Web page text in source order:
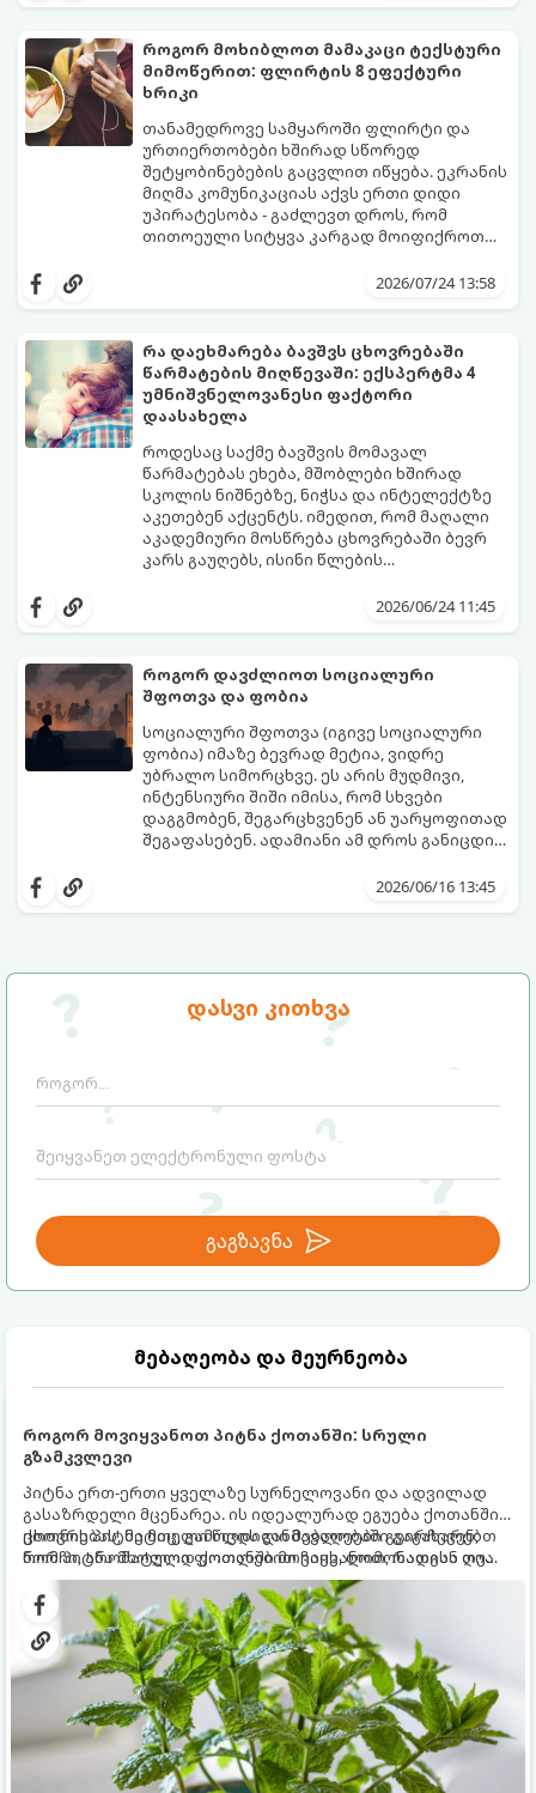
დასვი კითხვა
გაგზავნა
მებაღეობა და მეურნეობა
როგორ მოვიყვანოთ პიტნა ქოთანში: სრული
გზამკვლევი
პიტნა ერთ-ერთი ყველაზე სურნელოვანი და ადვილად
გასაზრდელი მცენარეა. ის იდეალურად ეგუება ქოთანში
ცხოვრებას, მეტიც, გამოცდილი მებაღეები გვირჩევენ,
რომ პიტნა მხოლოდ ქოთანში მოვიყვანოთ, რადგან ღია
გრუნტში (ბაღში) დარგვისას ის ფესვებით ძალიან
სწრაფად ვრცელდება და სხვა მცენარეებს ავიწროებს.
ქოთნის პიტნა მთელი წლის განმავლობაში გაგახარებთ
ნორჩი, არომატული ფოთლებით ჩაის, ლიმონათისა თუ
კერძებისთვის.
მოთმინებას მოითხოვს.
როგორ მოხიბლოთ მამაკაცი ტექსტური
მიმოწერით: ფლირტის 8 ეფექტური
ხრიკი
თანამედროვე სამყაროში ფლირტი და
ურთიერთობები ხშირად სწორედ
შეტყობინებების გაცვლით იწყება. ეკრანის
მიღმა კომუნიკაციას აქვს ერთი დიდი
უპირატესობა - გაძლევთ დროს, რომ
თითოეული სიტყვა კარგად მოიფიქროთ
მოაცილოს და მოუთმენლად ელოდოს
წესი:
2026/07/24 13:58
რა დაეხმარება ბავშვს ცხოვრებაში
წარმატების მიღწევაში: ექსპერტმა 4
უმნიშვნელოვანესი ფაქტორი
დაასახელა
როდესაც საქმე ბავშვის მომავალ
წარმატებას ეხება, მშობლები ხშირად
სკოლის ნიშნებზე, ნიჭსა და ინტელექტზე
აკეთებენ აქცენტს. იმედით, რომ მაღალი
აკადემიური მოსწრება ცხოვრებაში ბევრ
კარს გაუღებს, ისინი წლების
შედეგების გაუმჯობესებაზე. თუმცა,
აყალიბებს. ეს არის თვითკონტროლი.
თვითკონტროლი ადამიანს ეხმარება
გადაწყვეტილებების მიღებასა და
მიზნებზე ფოკუსირებაში. ბავშვთა
აღზრდის მწვრთნელი სუპრია მალპანი
ხაზს უსვამს, რომ სწორედ
თვითკონტროლია ერთ-ერთი ყველაზე
წონადი ფაქტორი, რომელიც
განსაზღვრავს ბავშვის მომავალ
წარმატებას, ბედნიერებასა და სტაბილურ
ურთიერთობებს.
მისი თქმით, არსებობს 4 მთავარი
მიმართულება, რომელთა მართვაც
მშობლებმა ბავშვებს ადრეული
ასაკიდანვე უნდა ასწავლონ:
2026/06/24 11:45
როგორ დავძლიოთ სოციალური
შფოთვა და ფობია
სოციალური შფოთვა (იგივე სოციალური
ფობია) იმაზე ბევრად მეტია, ვიდრე
უბრალო სიმორცხვე. ეს არის მუდმივი,
ინტენსიური შიში იმისა, რომ სხვები
დაგგმობენ, შეგარცხვენენ ან უარყოფითად
შეგაფასებენ. ადამიანი ამ დროს განიცდის
ისე ფიზიკურ სიმპტომებს (გულის აჩქარება,
ნეიროპლასტიკურობის წყალობით, ჩვენს
ფსიქოლოგიური ტექნიკებისა და
აპრობირებულ გზებს სოციალურ
ფობიასთან საბრძოლველად:
2026/06/16 13:45